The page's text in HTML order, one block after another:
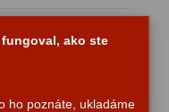
ako ste
ho poznáte, ukladáme